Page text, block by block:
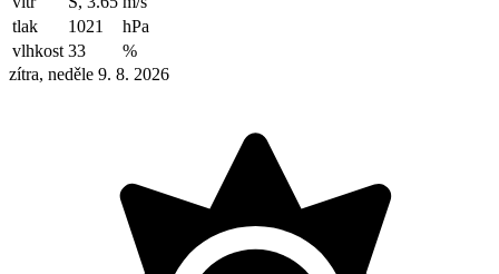
tlak
1021
hPa
vlhkost 33
%
zítra, neděle 9. 8. 2026